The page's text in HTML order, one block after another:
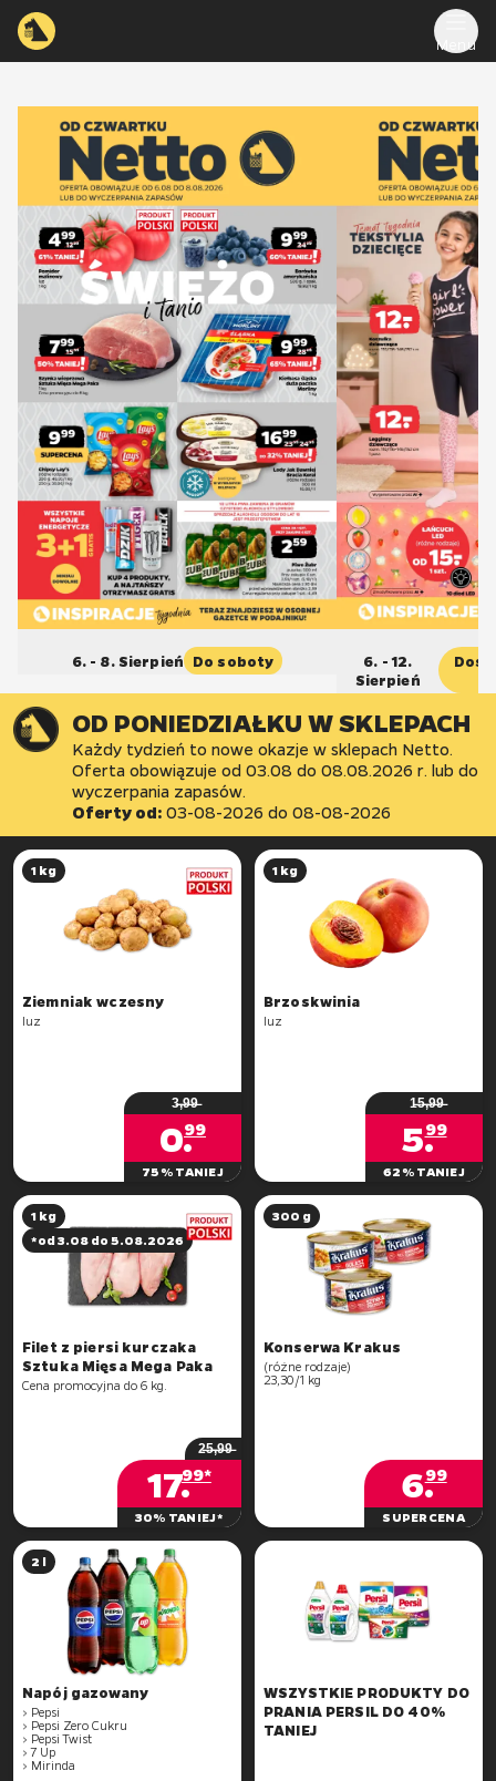
Menu
accessibilityTranslations.sliderTitle
6. - 8. Sierpień Do soboty
6. - 12.
Sierpień
OD PONIEDZIAŁKU W SKLEPACH
Każdy tydzień to nowe okazje w sklepach Netto.
Oferta obowiązuje od 03.08 do 08.08.2026 r. lub do
wyczerpania zapasów.
Oferty od: 03-08-2026 do 08-08-2026
1 kg
luz
3̶,̶9̶9̶
0.
99
75% TANIEJ
1 kg
Brzoskwinia
luz
1̶5̶,̶9̶9̶
5.
99
62% TANIEJ
1 kg
*od 3.08 do 5.08.2026
Filet z piersi kurczaka
Sztuka Mięsa Mega Paka
2̶5̶,̶9̶9̶
17.
99*
30% TANIEJ*
300 g
(różne rodzaje)
6.
99
SUPERCENA
2 l
Napój gazowany
> Pepsi
> Pepsi Zero Cukru
> Pepsi Twist
> 7 Up
> Mirinda
WSZYSTKIE PRODUKTY DO
PRANIA PERSIL DO 40%
TANIEJ